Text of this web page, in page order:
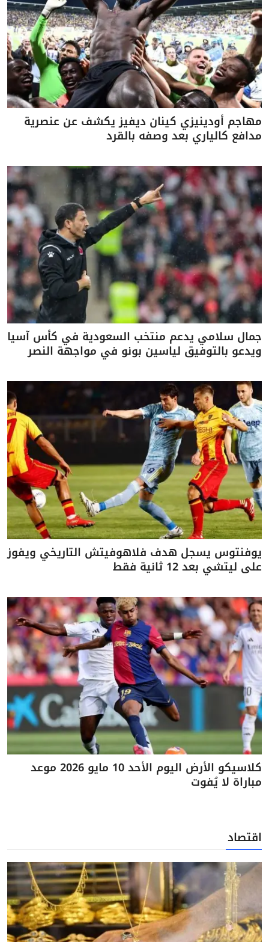
مهاجم أودينيزي كينان ديفيز يكشف عن عنصرية
مدافع كالياري بعد وصفه بالقرد
جمال سلامي يدعم منتخب السعودية في كأس آسيا
ويدعو بالتوفيق لياسين بونو في مواجهة النصر
يوفنتوس يسجل هدف فلاهوفيتش التاريخي ويفوز
على ليتشي بعد 12 ثانية فقط
كلاسيكو الأرض اليوم الأحد 10 مايو 2026 موعد
مباراة لا يُفوت
اقتصاد